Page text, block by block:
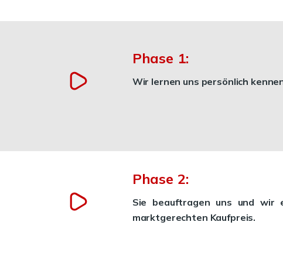
Phase 1:
Wir lernen uns persönlich
Phase 2:
Sie beauftragen uns und wir
marktgerechten Kaufpreis.